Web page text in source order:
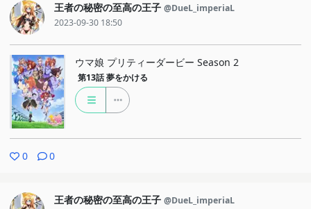
王者の秘密の至高の王子 @DueL_imperiaL
2023-09-30 18:50
ウマ娘 プリティーダービー Season 2
第13話 夢をかける
0 0
王者の秘密の至高の王子 @DueL_imperiaL